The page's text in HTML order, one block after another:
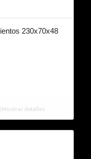
230x70x48
Mostrar detalles